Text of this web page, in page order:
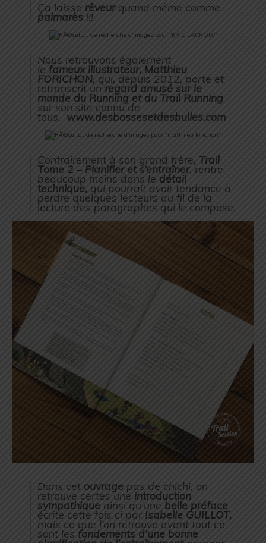
Ça laisse rêveurquand même comme
palmarès !!!
Nous retrouvons également
le fameux illustrateur, Matthieu
FORICHON, qui, depuis 2012, porte et
retranscrit unregard amusé sur le
monde du Running et du Trail Running
sur son site connu de
tous, www.desbossesetdesbulles.com
Contrairement à son grand frère, Trail
Tome 2 – Planifier et s’entraîner, rentre
beaucoup moins dans le détail
technique, qui pourrait avoir tendance à
perdre quelques lecteurs au fil de la
lecture des paragraphes qui le compose.
Dans cet ouvrage pas de chichi, on
retrouve certes une introduction
sympathique ainsi qu’une belle préface
écrite cette fois ci par Isabelle GUILLOT,
mais ce que l’on retrouve avant tout ce
sont les fondements d’une bonne